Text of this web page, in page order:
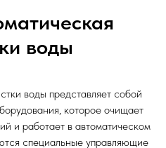
воды
воды представляет собой
которое очищает
и работает в автоматическом
специальные управляющие